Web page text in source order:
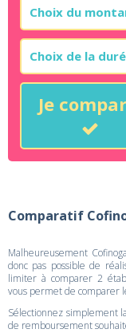
Je
Comparatif
Malheureusement
donc pas possible de
limiter à comparer 2
vous permet de comparer
Sélectionnez simplement
de remboursement